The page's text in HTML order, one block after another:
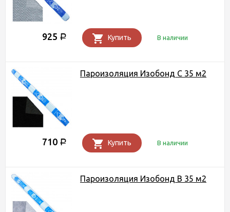
925 Р Купить В наличии
Пароизоляция Изобонд C 35 м2
710 Р Купить В наличии
Пароизоляция Изобонд B 35 м2